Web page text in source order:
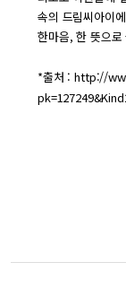
속의 드림씨아이
한마음, 한 뜻으로
*출처 :http://